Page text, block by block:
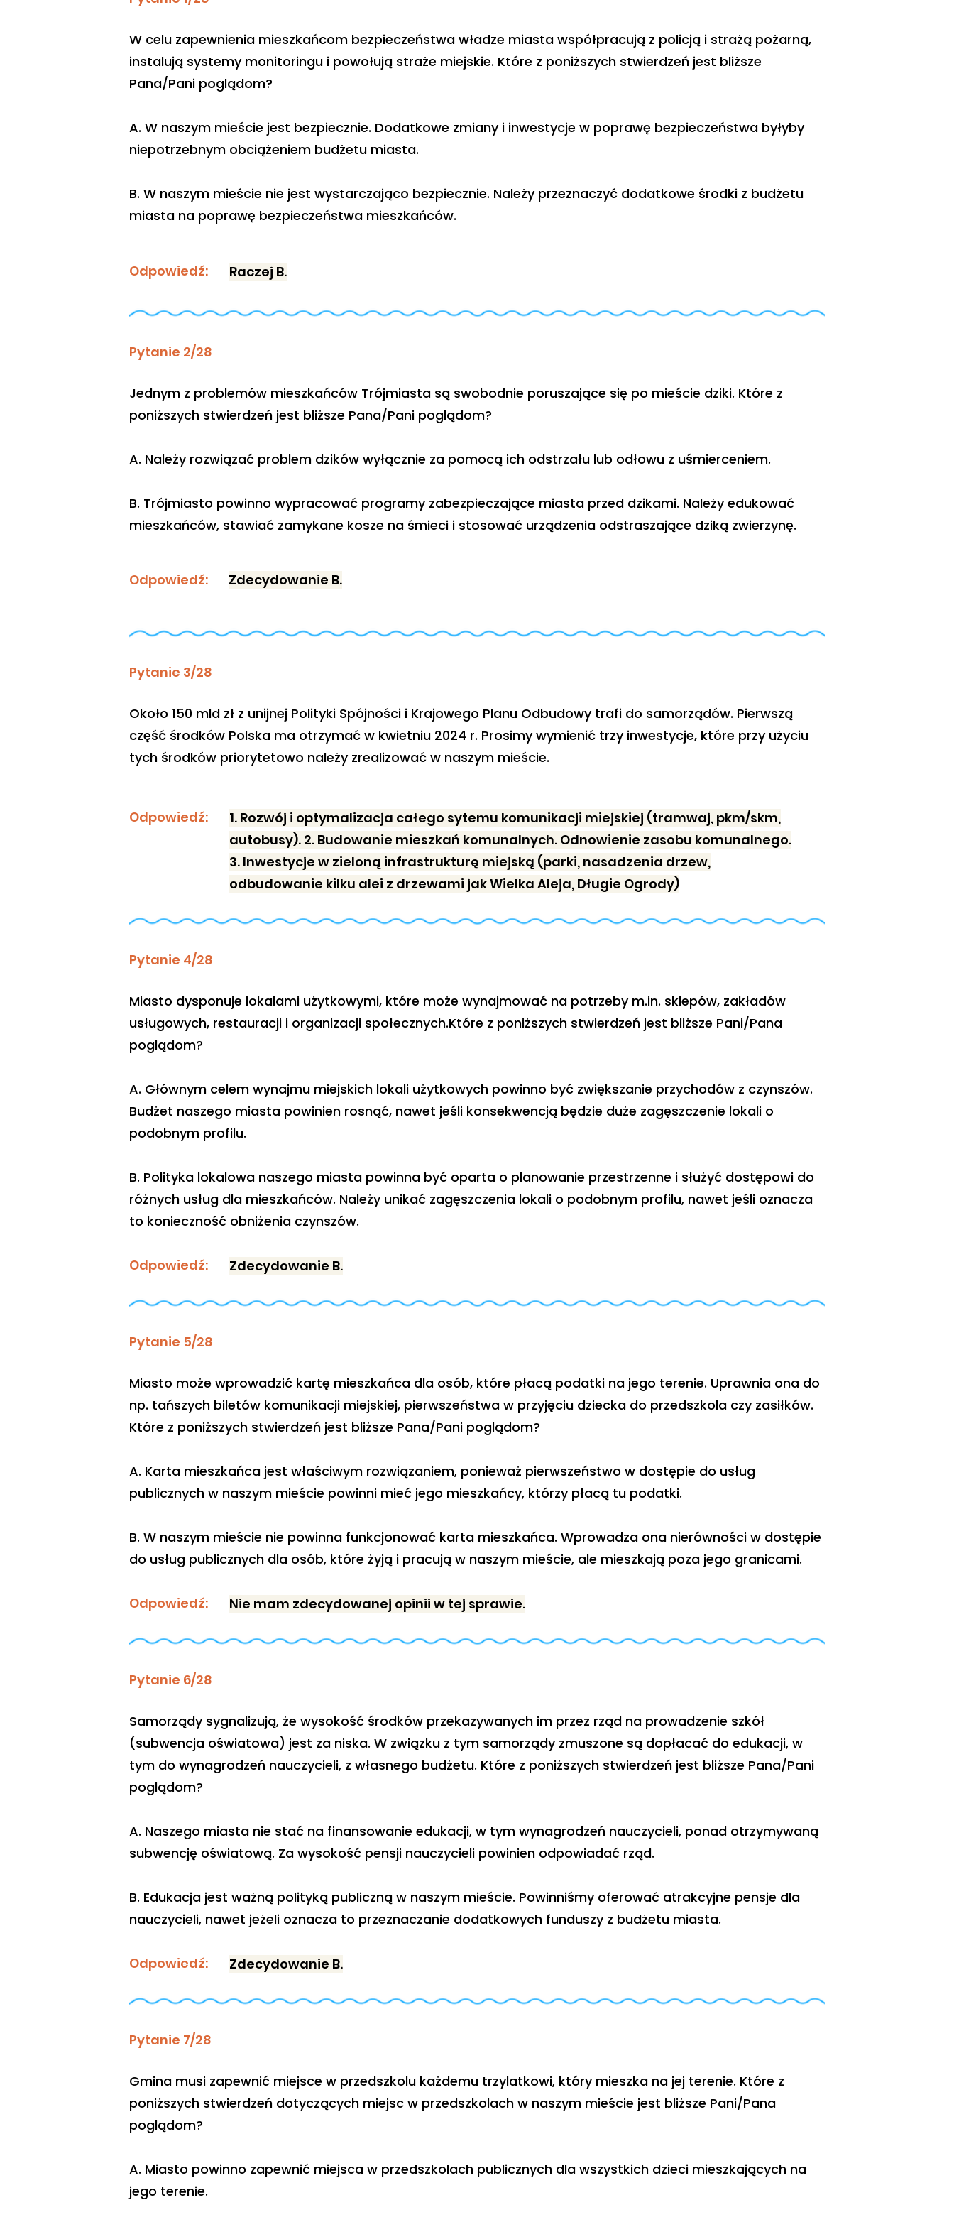
W celu zapewnienia mieszkańcom bezpieczeństwa władze miasta współpracują z policją i strażą pożarną,
instalują systemy monitoringu i powołują straże miejskie. Które z poniższych stwierdzeń jest bliższe
Pana/Pani poglądom?
A. W naszym mieście jest bezpiecznie. Dodatkowe zmiany i inwestycje w poprawę bezpieczeństwa byłyby
niepotrzebnym obciążeniem budżetu miasta.
B. W naszym mieście nie jest wystarczająco bezpiecznie. Należy przeznaczyć dodatkowe środki z budżetu
miasta na poprawę bezpieczeństwa mieszkańców.
Odpowiedź: Raczej B.
Pytanie 2/28
Jednym z problemów mieszkańców Trójmiasta są swobodnie poruszające się po mieście dziki. Które z
poniższych stwierdzeń jest bliższe Pana/Pani poglądom?
A. Należy rozwiązać problem dzików wyłącznie za pomocą ich odstrzału lub odłowu z uśmierceniem.
B. Trójmiasto powinno wypracować programy zabezpieczające miasta przed dzikami. Należy edukować
mieszkańców, stawiać zamykane kosze na śmieci i stosować urządzenia odstraszające dziką zwierzynę.
Odpowiedź: Zdecydowanie B.
Pytanie 3/28
Około 150 mld zł z unijnej Polityki Spójności i Krajowego Planu Odbudowy trafi do samorządów. Pierwszą
część środków Polska ma otrzymać w kwietniu 2024 r. Prosimy wymienić trzy inwestycje, które przy użyciu
tych środków priorytetowo należy zrealizować w naszym mieście.
Odpowiedź:
1. Rozwój i optymalizacja całego sytemu komunikacji miejskiej (tramwaj, pkm/skm,
autobusy). 2. Budowanie mieszkań komunalnych. Odnowienie zasobu komunalnego.
3. Inwestycje w zieloną infrastrukturę miejską (parki, nasadzenia drzew,
odbudowanie kilku alei z drzewami jak Wielka Aleja, Długie Ogrody)
Pytanie 4/28
Miasto dysponuje lokalami użytkowymi, które może wynajmować na potrzeby m.in. sklepów, zakładów
usługowych, restauracji i organizacji społecznych.Które z poniższych stwierdzeń jest bliższe Pani/Pana
poglądom?
A. Głównym celem wynajmu miejskich lokali użytkowych powinno być zwiększanie przychodów z czynszów.
Budżet naszego miasta powinien rosnąć, nawet jeśli konsekwencją będzie duże zagęszczenie lokali o
podobnym profilu.
B. Polityka lokalowa naszego miasta powinna być oparta o planowanie przestrzenne i służyć dostępowi do
różnych usług dla mieszkańców. Należy unikać zagęszczenia lokali o podobnym profilu, nawet jeśli oznacza
to konieczność obniżenia czynszów.
Odpowiedź: Zdecydowanie B.
Pytanie 5/28
Miasto może wprowadzić kartę mieszkańca dla osób, które płacą podatki na jego terenie. Uprawnia ona do
np. tańszych biletów komunikacji miejskiej, pierwszeństwa w przyjęciu dziecka do przedszkola czy zasiłków.
Które z poniższych stwierdzeń jest bliższe Pana/Pani poglądom?
A. Karta mieszkańca jest właściwym rozwiązaniem, ponieważ pierwszeństwo w dostępie do usług
publicznych w naszym mieście powinni mieć jego mieszkańcy, którzy płacą tu podatki.
B. W naszym mieście nie powinna funkcjonować karta mieszkańca. Wprowadza ona nierówności w dostępie
do usług publicznych dla osób, które żyją i pracują w naszym mieście, ale mieszkają poza jego granicami.
Odpowiedź: Nie mam zdecydowanej opinii w tej sprawie.
Pytanie 6/28
Samorządy sygnalizują, że wysokość środków przekazywanych im przez rząd na prowadzenie szkół
(subwencja oświatowa) jest za niska. W związku z tym samorządy zmuszone są dopłacać do edukacji, w
tym do wynagrodzeń nauczycieli, z własnego budżetu. Które z poniższych stwierdzeń jest bliższe Pana/Pani
poglądom?
A. Naszego miasta nie stać na finansowanie edukacji, w tym wynagrodzeń nauczycieli, ponad otrzymywaną
subwencję oświatową. Za wysokość pensji nauczycieli powinien odpowiadać rząd.
B. Edukacja jest ważną polityką publiczną w naszym mieście. Powinniśmy oferować atrakcyjne pensje dla
nauczycieli, nawet jeżeli oznacza to przeznaczanie dodatkowych funduszy z budżetu miasta.
Odpowiedź: Zdecydowanie B.
Pytanie 7/28
Gmina musi zapewnić miejsce w przedszkolu każdemu trzylatkowi, który mieszka na jej terenie. Które z
poniższych stwierdzeń dotyczących miejsc w przedszkolach w naszym mieście jest bliższe Pani/Pana
poglądom?
A. Miasto powinno zapewnić miejsca w przedszkolach publicznych dla wszystkich dzieci mieszkających na
jego terenie.